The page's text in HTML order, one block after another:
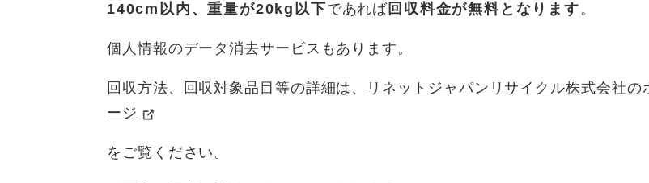
140cm以内、重量が20kg以下であれば回収料金が無料となります。
個人情報のデータ消去サービスもあります。
回収方法、回収対象品目等の詳細は、
リネットジャパンリサイクル株式会社の
ージ
をご覧ください。